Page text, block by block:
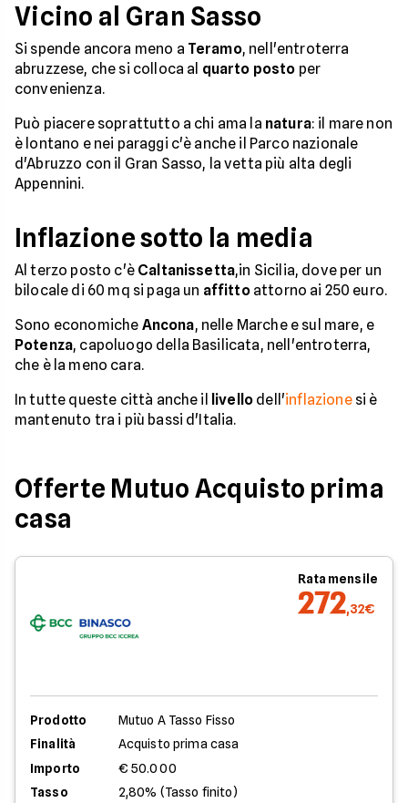
Vicino al Gran Sasso
Si spende ancora meno a Teramo, nell'entroterra
abruzzese, che si colloca al quarto posto per
convenienza.
Può piacere soprattutto a chi ama la natura: il mare non
è lontano e nei paraggi c'è anche il Parco nazionale
d'Abruzzo con il Gran Sasso, la vetta più alta degli
Appennini.
Inflazione sotto la media
Al terzo posto c'è Caltanissetta,in Sicilia, dove per un
bilocale di 60 mq si paga un affittoattorno ai 250 euro.
Sono economiche Ancona, nelle Marche e sul mare, e
Potenza, capoluogo della Basilicata, nell'entroterra,
che è la meno cara.
In tutte queste città anche il
livello dell'inflazionesi è
mantenuto tra i più bassi d'Italia.
Offerte Mutuo Acquisto prima
casa
Rata mensile
272,32€
Prodotto
Mutuo A Tasso Fisso
Finalità
Acquisto prima casa
Importo
€ 50.000
Tasso
2,80% (Tasso finito)